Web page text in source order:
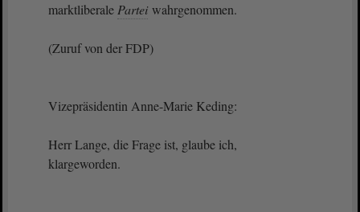
marktliberale Partei wahrgenommen.
(Zuruf von der FDP)
Vizepräsidentin Anne-Marie Keding:
Herr Lange, die Frage ist, glaube ich,
klargeworden.